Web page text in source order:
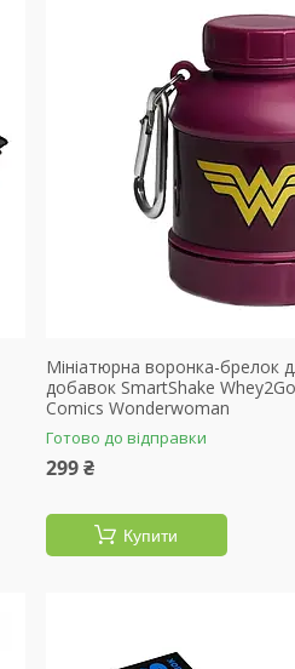
Мініатюрна воронка-брелок
добавок SmartShake
Comics Wonderwoman
Готово до відправки
299 ₴
Купити